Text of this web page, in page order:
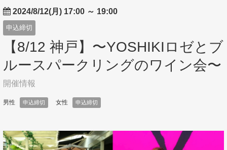
2024/8/12(月) 17:00 ～ 19:00
申込締切
【8/12 神戸】〜YOSHIKIロゼとブ
ルースパークリングのワイン会〜
開催情報
男性 申込締切 女性 申込締切